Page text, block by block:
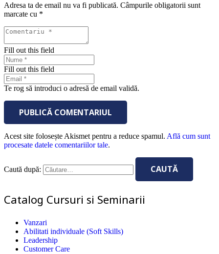
Adresa ta de email nu va fi publicată. Câmpurile obligatorii sunt
marcate cu *
Fill out this field
Fill out this field
Te rog să introduci o adresă de email validă.
PUBLICĂ COMENTARIUL
Acest site folosește Akismet pentru a reduce spamul. Află cum sunt
procesate datele comentariilor tale.
Caută după:
Catalog Cursuri si Seminarii
Vanzari
Abilitati individuale (Soft Skills)
Leadership
Customer Care